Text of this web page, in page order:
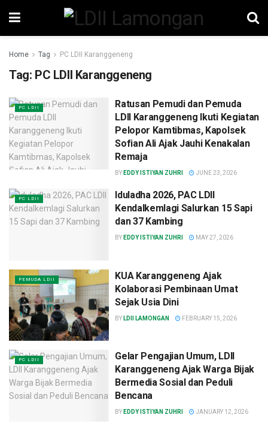
Home Tag PC LDII Karanggeneng
Tag: PC LDII Karanggeneng
PC LDII
Ratusan Pemudi dan Pemuda
LDII Karanggeneng Ikuti Kegiatan
Pelopor Kamtibmas, Kapolsek
Sofian Ali Ajak Jauhi Kenakalan
Remaja
BY EDDY ISTIYAN ZUHRI JUNE 23, 2026
PC LDII
Iduladha 2026, PAC LDII
Kendalkemlagi Salurkan 15 Sapi
dan 37 Kambing
BY EDDY ISTIYAN ZUHRI MAY 27, 2026
PEMUDA LDII
KUA Karanggeneng Ajak
Kolaborasi Pembinaan Umat
Sejak Usia Dini
BY LDII LAMONGAN FEBRUARY 15, 2026
PC LDII
Gelar Pengajian Umum, LDII
Karanggeneng Ajak Warga Bijak
Bermedia Sosial dan Peduli
Bencana
BY EDDY ISTIYAN ZUHRI JANUARY 12, 2026